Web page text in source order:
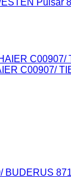
C00907/